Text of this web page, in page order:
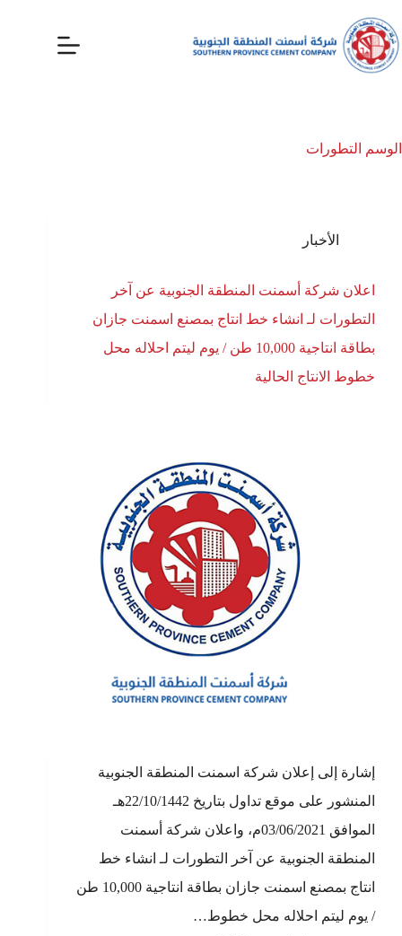
الوسم التطورات
الأخبار
اعلان شركة أسمنت المنطقة الجنوبية عن آخر
التطورات لـ انشاء خط انتاج بمصنع اسمنت جازان
بطاقة انتاجية 10,000 طن / يوم ليتم احلاله محل
خطوط الانتاج الحالية
إشارة إلى إعلان شركة اسمنت المنطقة الجنوبية
المنشور على موقع تداول بتاريخ 22/10/1442هـ
الموافق 03/06/2021م، واعلان شركة أسمنت
المنطقة الجنوبية عن آخر التطورات لـ انشاء خط
انتاج بمصنع اسمنت جازان بطاقة انتاجية 10,000 طن
/ يوم ليتم احلاله محل خطوط…